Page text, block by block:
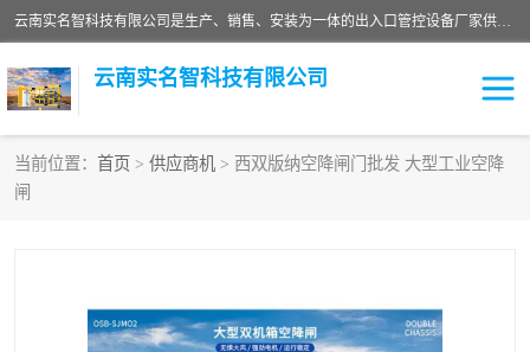
云南实名智科技有限公司是生产、销售、安装为一体的出入口管控设备厂家供应商。主营:电动伸缩门、道闸、广告道闸、重型空降闸、车牌识别、门禁通道、升降柱、岗亭、旗杆等智能设备。主营产品: 电动伸缩门,道闸门禁,车牌识别 生产、销售、安装为一体的出入口管控设备厂家源头供应商。
云南实名智科技有限公司
当前位置： 首页 > 供应商机 > 西双版纳空降闸门批发 大型工业空降
闸
升降门系列 通道闸系列